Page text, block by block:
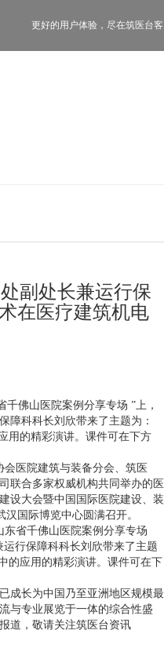
更好的用户体验， 尽在筑医台
副处长兼运行保
在医疗建筑机电
佛山医院案例分享专场 ”上，
障科科长刘欣带来了主题为：
用的精彩演讲。课件可在下方
医院建筑与装备分会、筑医
联合多家权威机构共同举办的医
设大会暨中国国际医院建设、装
国际博览中心圆满召开。
省千佛山医院案例分享专场
行保障科科长刘欣带来了主题
的应用的精彩演讲。课件可在下
成长为中国乃至亚洲地区规模最
与专业展览于一体的综合性盛
道，敬请关注筑医台资讯